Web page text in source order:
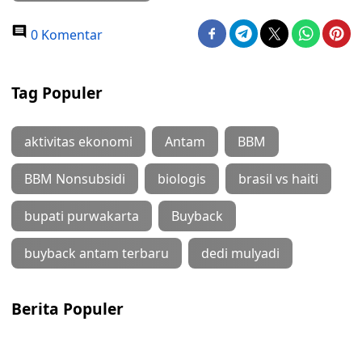
0 Komentar
Tag Populer
aktivitas ekonomi Antam BBM
BBM Nonsubsidi biologis brasil vs haiti
bupati purwakarta Buyback
buyback antam terbaru dedi mulyadi
Berita Populer